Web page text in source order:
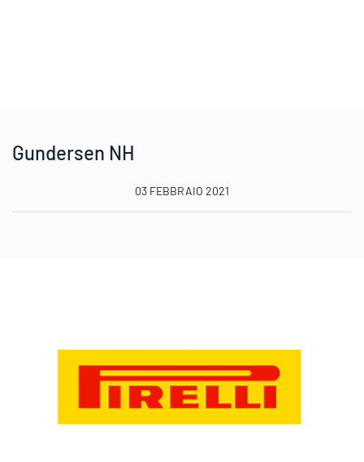
Gundersen NH
03 FEBBRAIO 2021